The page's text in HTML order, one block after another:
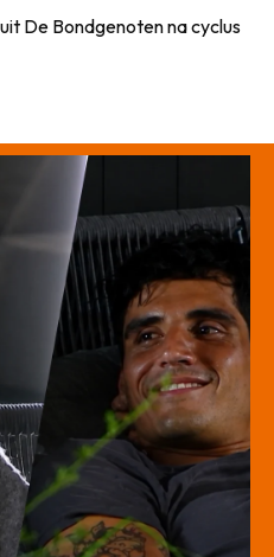
De Bondgenoten na cyclus